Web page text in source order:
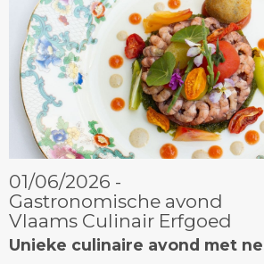
01/06/2026 -
Gastronomische avond
Vlaams Culinair Erfgoed
Unieke culinaire avond met